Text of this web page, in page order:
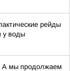
рейды
у воды
А мы продолжаем